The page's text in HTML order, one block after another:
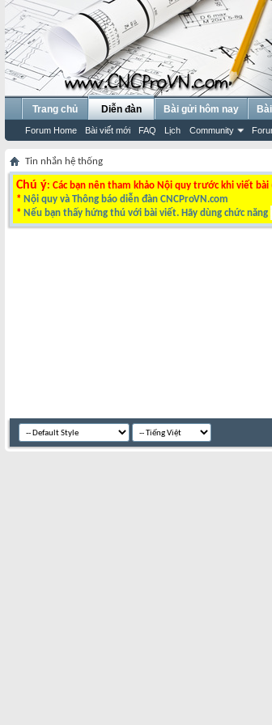
Trang chủ Diễn đàn
Forum Home Bài viết mới FAQ Lịch Community
Bài gửi hôm nay
Tin nhắn hệ thống
Chú ý: Các bạn nên tham khảo Nội quy trước khi viết
* Nội quy và Thông báo diễn đàn CNCProVN.com
* Nếu bạn thấy hứng thú với bài viết. Hãy dùng chức năng